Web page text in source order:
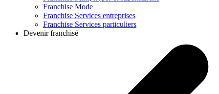
Franchise Mode
Franchise Services entreprises
Franchise Services particuliers
Devenir franchisé